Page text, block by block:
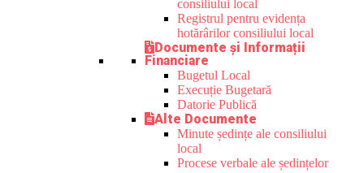
consiliului local
Registrul pentru evidența
hotărârilor consiliului local
Documente și Informații
Financiare
Bugetul Local
Execuție Bugetară
Datorie Publică
Alte Documente
Minute ședințe ale consiliului
local
Procese verbale ale ședințelor